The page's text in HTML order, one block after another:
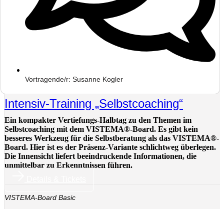
Vortragende/r: Susanne Kogler
Intensiv-Training „Selbstcoaching“
Ein kompakter Vertiefungs-Halbtag zu den Themen im
Selbstcoaching mit dem VISTEMA®-Board. Es gibt kein
besseres Werkzeug für die Selbstberatung als das VISTEMA®-
Board. Hier ist es der Präsenz-Variante schlichtweg überlegen.
Die Innensicht liefert beeindruckende Informationen, die
unmittelbar zu Erkenntnissen führen.
VISTEMA-Board Basic